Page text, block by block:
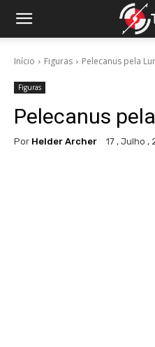
Início Figuras Pelecanus pela
Figuras
Pelecanus
Por Helder Archer 17 , Julho ,